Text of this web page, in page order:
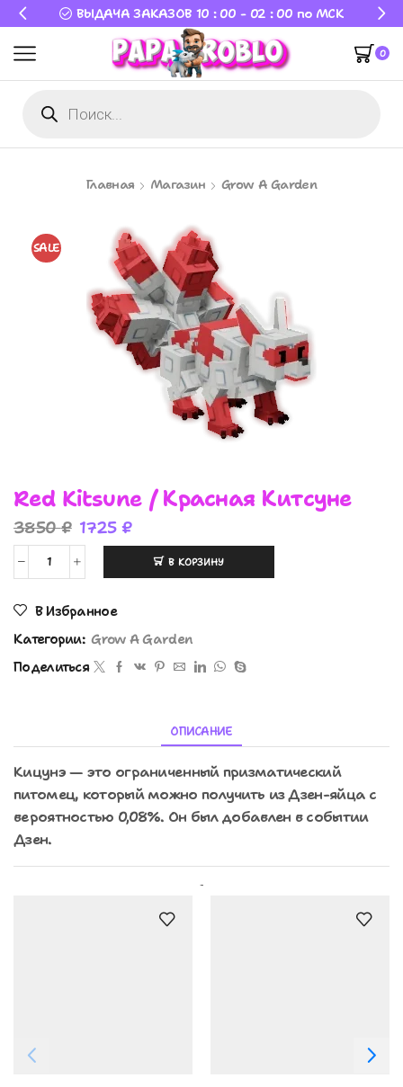
ВЫДАЧА ЗАКАЗОВ 10 : 00 - 02 : 00 по МСК
0
Главная Магазин Grow A Garden
SALE
Red Kitsune / Красная Китсуне
3850₽ 1725 ₽
В КОРЗИНУ
В Избранное
Категории: Grow A Garden
Поделиться
ОПИСАНИЕ
Кицунэ — это ограниченный призматический
питомец, который можно получить из Дзен-яйца с
вероятностью 0,08%. Он был добавлен в событии
Дзен.